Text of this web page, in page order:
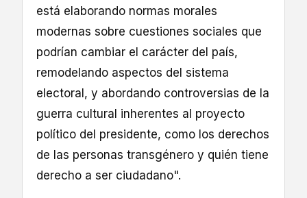
está elaborando normas morales
modernas sobre cuestiones sociales que
podrían cambiar el carácter del país,
remodelando aspectos del sistema
electoral, y abordando controversias de la
guerra cultural inherentes al proyecto
político del presidente, como los derechos
de las personas transgénero y quién tiene
derecho a ser ciudadano".